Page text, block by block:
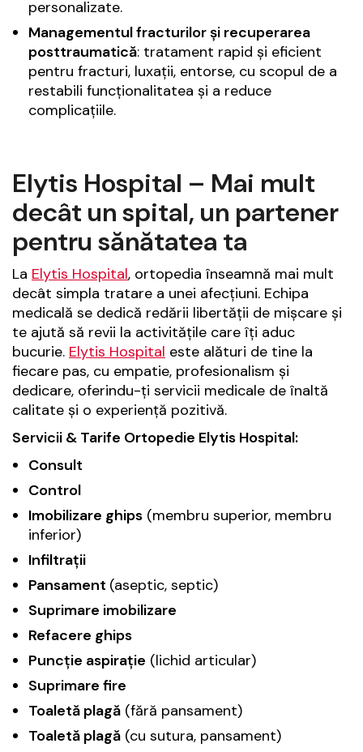
personalizate.
Managementul fracturilor și recuperarea
posttraumatică: tratament rapid și eficient
pentru fracturi, luxații, entorse, cu scopul de a
restabili funcționalitatea și a reduce
complicațiile.
Elytis Hospital – Mai mult
decât un spital, un partener
pentru sănătatea ta
La Elytis Hospital, ortopedia înseamnă mai mult
decât simpla tratare a unei afecțiuni. Echipa
medicală se dedică redării libertății de mișcare și
te ajută să revii la activitățile care îți aduc
bucurie. Elytis Hospital este alături de tine la
fiecare pas, cu empatie, profesionalism și
dedicare, oferindu-ți servicii medicale de înaltă
calitate și o experiență pozitivă.
Servicii & Tarife Ortopedie Elytis Hospital:
Consult
Control
Imobilizare ghips (membru superior, membru
inferior)
Infiltrații
Pansament (aseptic, septic)
Suprimare imobilizare
Refacere ghips
Puncție aspirație (lichid articular)
Suprimare fire
Toaletă plagă (fără pansament)
Toaletă plagă (cu sutura, pansament)